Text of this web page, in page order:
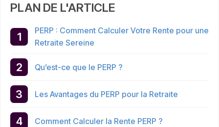
PLAN DE L'ARTICLE
PERP : Comment Calculer Votre Rente pour une
Retraite Sereine
Qu’est-ce que le PERP ?
Les Avantages du PERP pour la Retraite
Comment Calculer la Rente PERP ?